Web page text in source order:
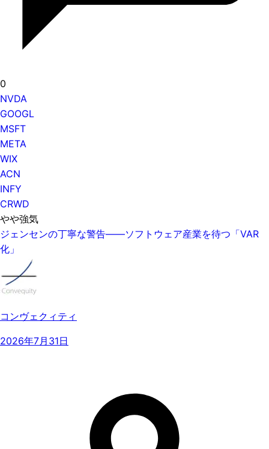
0
NVDA
GOOGL
MSFT
META
WIX
ACN
INFY
CRWD
やや強気
ジェンセンの丁寧な警告——ソフトウェア産業を待つ「VAR
化」
コンヴェクィティ
2026年7月31日